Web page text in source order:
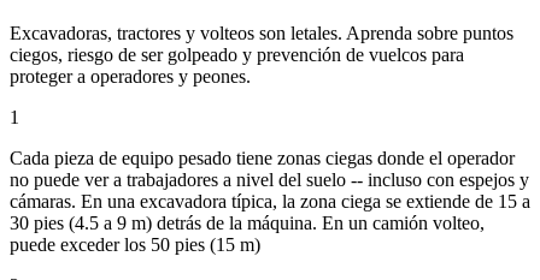
Excavadoras, tractores y volteos son letales. Aprenda sobre puntos
ciegos, riesgo de ser golpeado y prevención de vuelcos para
proteger a operadores y peones.
1
Cada pieza de equipo pesado tiene zonas ciegas donde el operador
no puede ver a trabajadores a nivel del suelo -- incluso con espejos y
cámaras. En una excavadora típica, la zona ciega se extiende de 15 a
30 pies (4.5 a 9 m) detrás de la máquina. En un camión volteo,
puede exceder los 50 pies (15 m)